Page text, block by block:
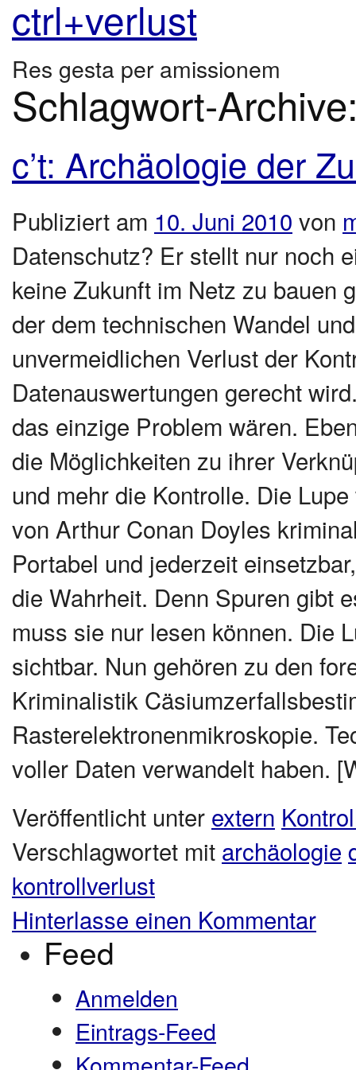
ctrl+verlust
Res gesta per amissionem
Schlagwort-
c’t: Archäologie der
Publiziert am 10. Juni 2010 von
Datenschutz? Er stellt nur noch
keine Zukunft im Netz zu bauen
der dem technischen Wandel
unvermeidlichen Verlust der
Datenauswertungen gerecht
das einzige Problem wären.
die Möglichkeiten zu ihrer
und mehr die Kontrolle. Die
von Arthur Conan Doyles
Portabel und jederzeit
die Wahrheit. Denn Spuren gibt
muss sie nur lesen können. Die
sichtbar. Nun gehören zu den
Kriminalistik
Rasterelektronenmikroskopie.
voller Daten verwandelt haben.
Veröffentlicht unter extern
Verschlagwortet mit archäologie
kontrollverlust
Hinterlasse einen Kommentar
Feed
Anmelden
Eintrags-Feed